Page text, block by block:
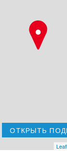
ОТКРЫТЬ